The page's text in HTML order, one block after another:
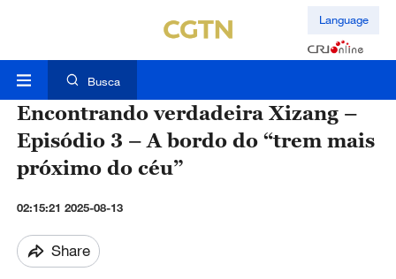
Language
Busca
Encontrando verdadeira Xizang –
Episódio 3 – A bordo do “trem mais
próximo do céu”
02:15:21 2025-08-13
Share